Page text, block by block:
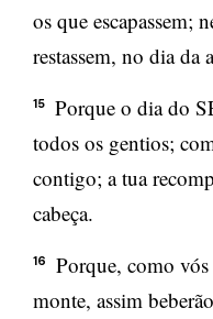
os que escapassem;
restassem, no dia da
15
Porque o dia do
todos os gentios;
contigo; a tua
cabeça.
16
Porque, como vós
monte, assim